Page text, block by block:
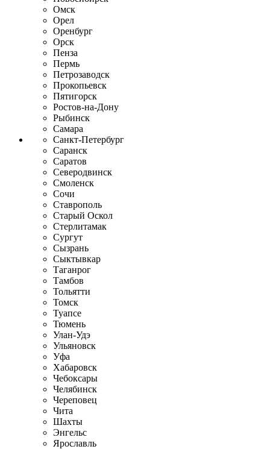
Омск
Орел
Оренбург
Орск
Пенза
Пермь
Петрозаводск
Прокопьевск
Пятигорск
Ростов-на-Дону
Рыбинск
Самара
Санкт-Петербург
Саранск
Саратов
Северодвинск
Смоленск
Сочи
Ставрополь
Старый Оскол
Стерлитамак
Сургут
Сызрань
Сыктывкар
Таганрог
Тамбов
Тольятти
Томск
Туапсе
Тюмень
Улан-Удэ
Ульяновск
Уфа
Хабаровск
Чебоксары
Челябинск
Череповец
Чита
Шахты
Энгельс
Ярославль